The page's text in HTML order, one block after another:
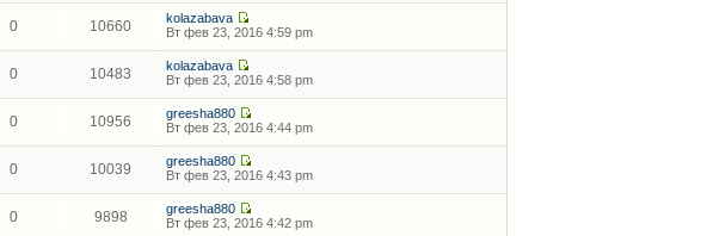
0 10660
kolazabava
Вт фев 23, 2016 4:59 pm
0 10483
kolazabava
Вт фев 23, 2016 4:58 pm
0 10956
greesha880
Вт фев 23, 2016 4:44 pm
0 10039
greesha880
Вт фев 23, 2016 4:43 pm
0 9898
greesha880
Вт фев 23, 2016 4:42 pm